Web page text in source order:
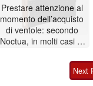
Prestare attenzione al
momento dell’acquisto
di ventole: secondo
Noctua, in molti casi le
nelle inserzioni sono
Next